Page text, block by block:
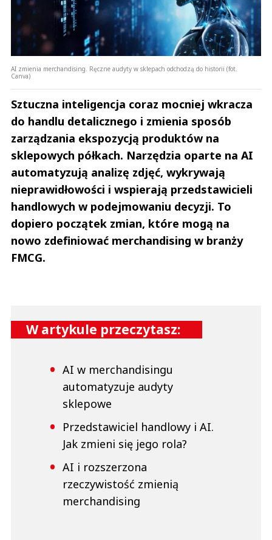
AI zmienia merchandising. Ręczne audyty w sklepach odchodzą do historii (fot.
Canva)
Sztuczna inteligencja coraz mocniej wkracza
do handlu detalicznego i zmienia sposób
zarządzania ekspozycją produktów na
sklepowych półkach. Narzędzia oparte na AI
automatyzują analizę zdjęć, wykrywają
nieprawidłowości i wspierają przedstawicieli
handlowych w podejmowaniu decyzji. To
dopiero początek zmian, które mogą na
nowo zdefiniować merchandising w branży
FMCG.
W artykule przeczytasz:
AI w merchandisingu
automatyzuje audyty
sklepowe
Przedstawiciel handlowy i AI.
Jak zmieni się jego rola?
AI i rozszerzona
rzeczywistość zmienią
merchandising